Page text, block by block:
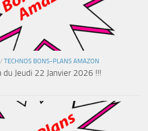
/ TECHNOS BONS-PLANS AMAZON
du Jeudi 22 Janvier 2026 !!!